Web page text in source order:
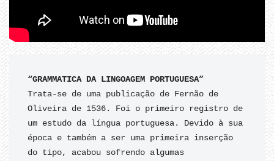
Trata-se de uma publicação de Fernão de
Oliveira de 1536. Foi o primeiro registro de
um estudo da língua portuguesa. Devido à sua
época e também a ser uma primeira inserção
do tipo, acabou sofrendo algumas